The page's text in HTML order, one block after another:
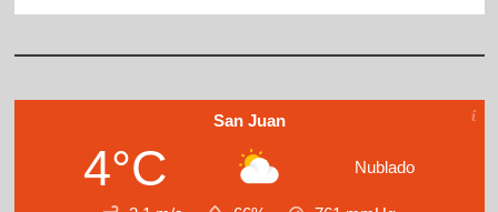
San Juan
4°C Nublado